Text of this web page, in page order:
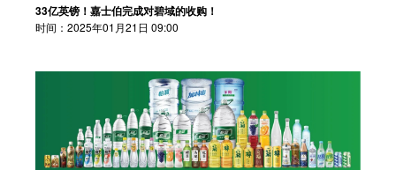
33亿英镑！嘉士伯完成对碧域的收购！
时间：2025年01月21日 09:00